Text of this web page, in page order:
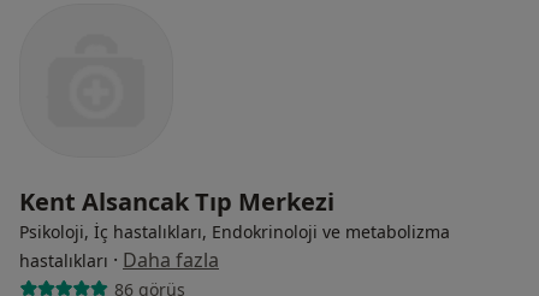
Kent Alsancak Tıp Merkezi
Psikoloji, İç hastalıkları, Endokrinoloji ve metabolizma
hastalıkları · Daha fazla
86 görüş